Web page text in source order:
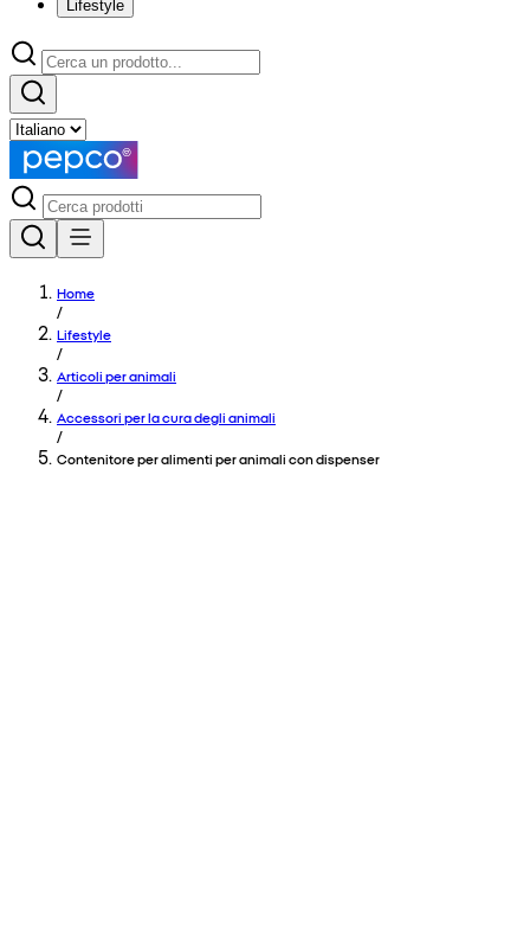
Lifestyle
Home
/
Lifestyle
/
Articoli per animali
/
Accessori per la cura degli animali
/
Contenitore per alimenti per animali con dispenser